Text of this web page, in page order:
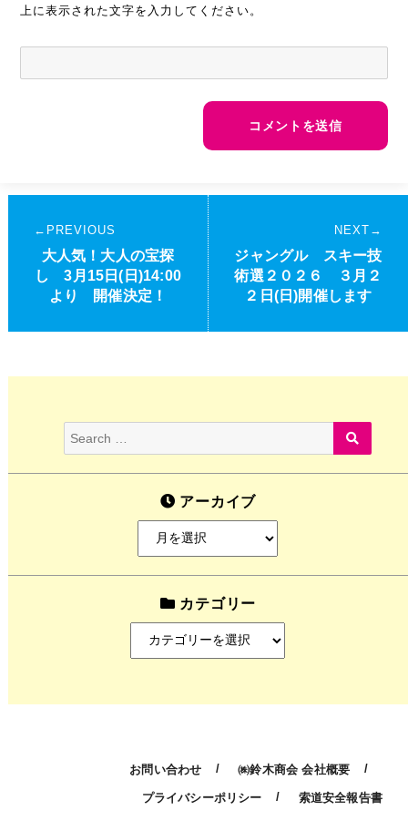
上に表示された文字を入力してください。
ゲ
PREVIOUS
Previous
post:
大人気！大人の宝探
し 3月15日(日)14:00
より 開催決定！
NEXT
Next
post:
ジャングル スキー技
術選２０２６ ３月２
２日(日)開催します
Search
for:
アーカイブ
カテゴリー
お問い合わせ ㈱鈴木商会 会社概要
プライバシーポリシー 索道安全報告書